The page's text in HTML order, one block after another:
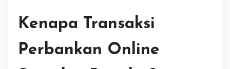
Kenapa Transaksi
Perbankan Online